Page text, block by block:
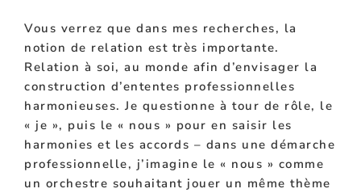
Vous verrez que dans mes recherches, la
notion de relation est très importante.
Relation à soi, au monde afin d’envisager la
construction d’ententes professionnelles
harmonieuses. Je questionne à tour de rôle, le
« je », puis le « nous » pour en saisir les
harmonies et les accords – dans une démarche
professionnelle, j’imagine le « nous » comme
un orchestre souhaitant jouer un même thème